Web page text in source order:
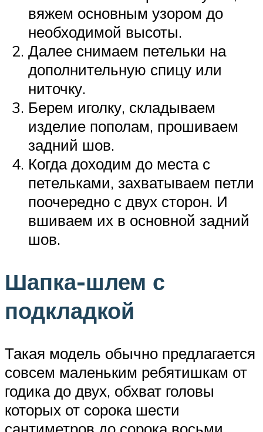
вяжем основным узором до
необходимой высоты.
Далее снимаем петельки на
дополнительную спицу или
ниточку.
Берем иголку, складываем
изделие пополам, прошиваем
задний шов.
Когда доходим до места с
петельками, захватываем петли
поочередно с двух сторон. И
вшиваем их в основной задний
шов.
Шапка-шлем с
подкладкой
Такая модель обычно предлагается
совсем маленьким ребятишкам от
годика до двух, обхват головы
которых от сорока шести